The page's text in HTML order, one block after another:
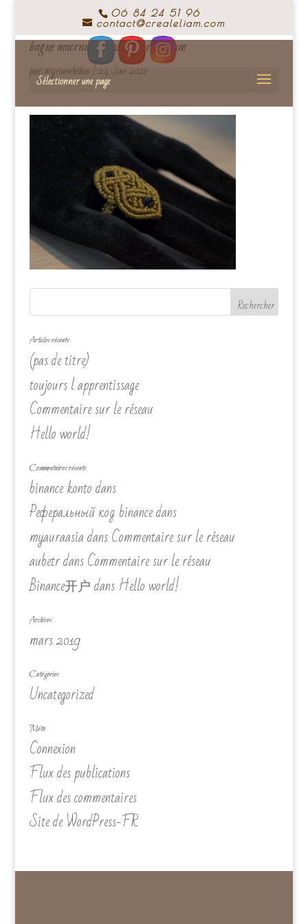
06 84 24 51 96
contact@crealeliam.com
Sélectionner une page
bague macramé et laiton Créaléliam
parmyriambidon|24, Jan 2020
Articles récents
(pas de titre)
toujours l apprentissage
Commentaire sur le réseau
Hello world!
Commentaires récents
binance kontodans
Реферальный код binancedans
myauraasiadansCommentaire sur le réseau
aubetrdansCommentaire sur le réseau
Binance开户dansHello world!
Archives
mars 2019
Catégories
Uncategorized
Méta
Connexion
Flux des publications
Flux des commentaires
Site de WordPress-FR